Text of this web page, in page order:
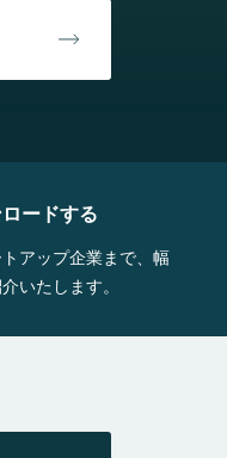
ードする
アップ企業まで、 幅
いたします。